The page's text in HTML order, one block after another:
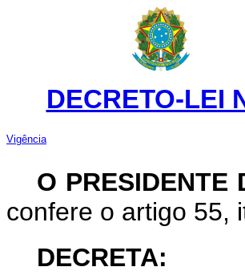
DECRETO-LEI
Vigência
O PRESIDENTE
confere o artigo 55,
DECRETA: